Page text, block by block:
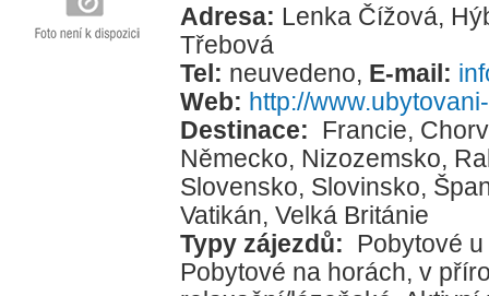
Adresa: Lenka Čížová,
Třebová
Tel: neuvedeno, E-mail:
Web: http://
Destinace:
Francie,
Německo, Nizozemsko,
Slovensko, Slovinsko,
Vatikán, Velká Británie
Typy zájezdů:
Pobytové
Pobytové na horách, v